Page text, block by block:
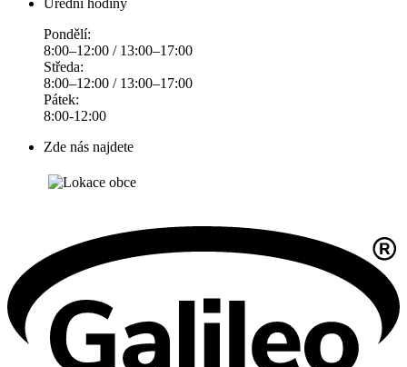
Úřední hodiny
Pondělí:
8:00–12:00 / 13:00–17:00
Středa:
8:00–12:00 / 13:00–17:00
Pátek:
8:00-12:00
Zde nás najdete